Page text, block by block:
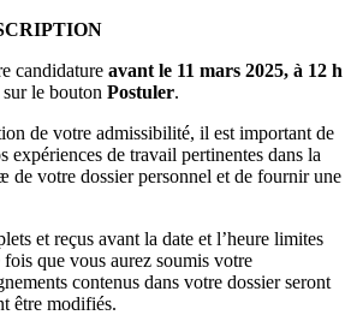
candidature avant le 11 mars 2025, à 12 h
le bouton Postuler.
de votre admissibilité, il est important de
expériences de travail pertinentes dans la
de votre dossier personnel et de fournir une
et reçus avant la date et l’heure limites
que vous aurez soumis votre
contenus dans votre dossier seront
être modifiés.